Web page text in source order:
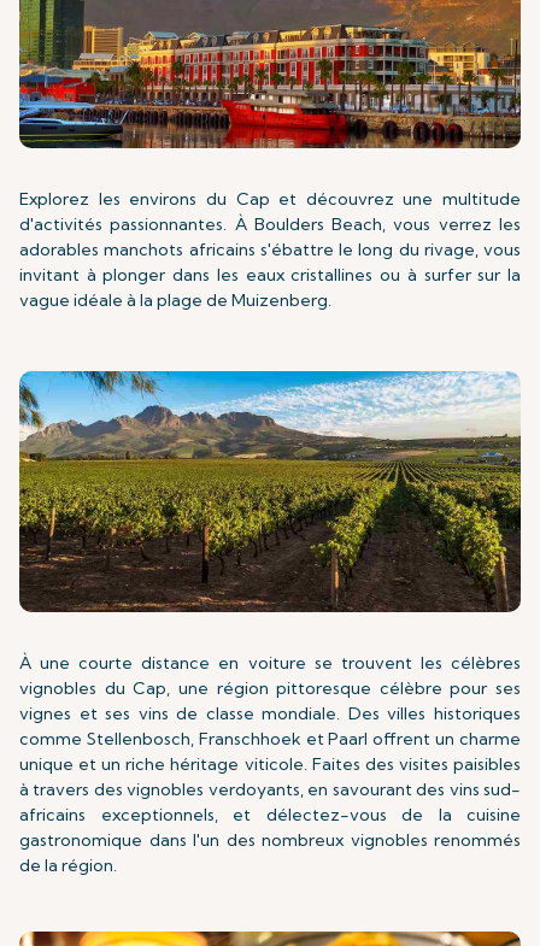
Explorez les environs du Cap et découvrez une multitude
d'activités passionnantes. À Boulders Beach, vous verrez les
adorables manchots africains s'ébattre le long du rivage, vous
invitant à plonger dans les eaux cristallines ou à surfer sur la
vague idéale à la plage de Muizenberg.
À une courte distance en voiture se trouvent les célèbres
vignobles du Cap, une région pittoresque célèbre pour ses
vignes et ses vins de classe mondiale. Des villes historiques
comme Stellenbosch, Franschhoek et Paarl offrent un charme
unique et un riche héritage viticole. Faites des visites paisibles
à travers des vignobles verdoyants, en savourant des vins sud-
africains exceptionnels, et délectez-vous de la cuisine
gastronomique dans l'un des nombreux vignobles renommés
de la région.